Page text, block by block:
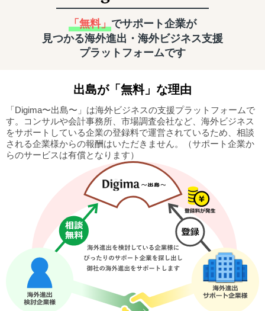
「無料」 でサポート企業が
見つかる海外進出・海外ビジネス支援
プラットフォームです
出島が「無料」な理由
「Digima〜出島〜」は海外ビジネスの支援プラットフォームで
す。
コンサルや会計事務所、市場調査会社など、海外ビジネス
をサポートしている企業の登録料で運営されているため、相談
される企業様からの報酬はいただきません。
（サポート企業か
らのサービスは有償となります）